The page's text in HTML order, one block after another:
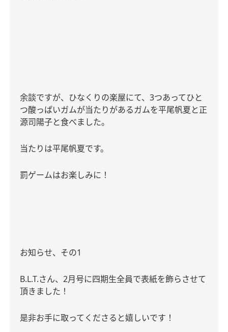
余談ですが、ひなくりの楽屋にて、 3つあってひと
つ酸っぱいガムが当たりがあるガムを平尾帆夏と正
源司陽子と食べました。
当たりは平尾帆夏です。
罰ゲームはお楽しみに！
お知らせ、その1
B.L.T.さん、 2月号に四期生全員で表紙を飾らさせて
頂きました！
是非お手に取ってくださると嬉しいです！